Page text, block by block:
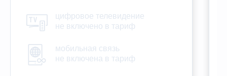
цифровое телевидение
не включено в тариф
мобильная связь
не включена в тариф